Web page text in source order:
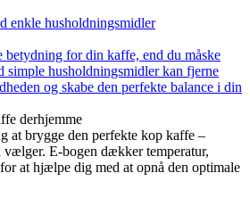
enkle husholdningsmidler
betydning for din kaffe, end du måske
simple husholdningsmidler kan fjerne
og skabe den perfekte balance i din
derhjemme
at brygge den perfekte kop kaffe –
vælger. E-bogen dækker temperatur,
at hjælpe dig med at opnå den optimale